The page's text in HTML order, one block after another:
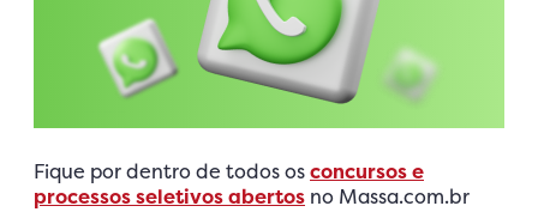
Fique por dentro de todos osconcursos e
processos seletivos abertos no Massa.com.br